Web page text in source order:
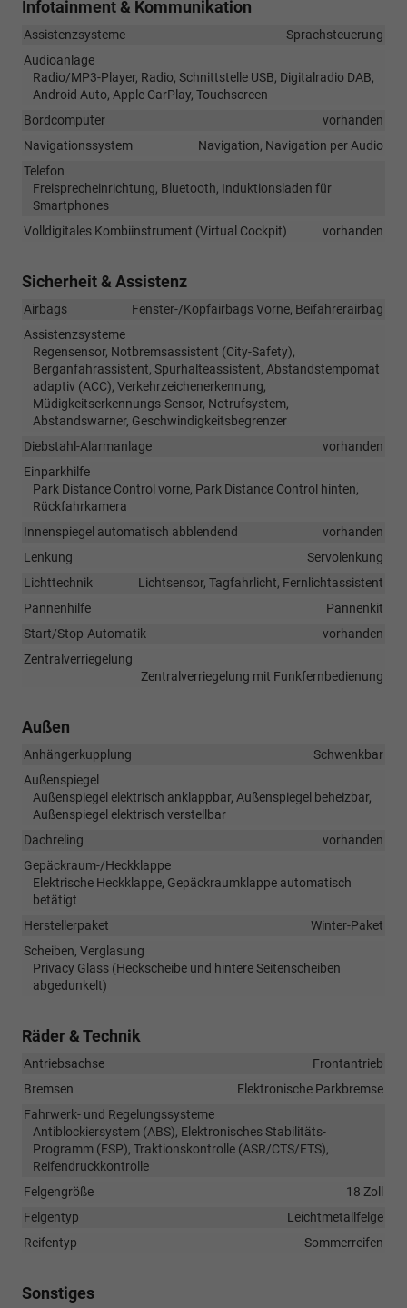
Infotainment & Kommunikation
Assistenzsysteme
Sprachsteuerung
Audioanlage
Radio/MP3-Player, Radio, Schnittstelle USB, Digitalradio DAB,
Android Auto, Apple CarPlay, Touchscreen
Bordcomputer
vorhanden
Navigationssystem
Navigation, Navigation per Audio
Telefon
Freisprecheinrichtung, Bluetooth, Induktionsladen für
Smartphones
Volldigitales Kombiinstrument (Virtual Cockpit)
vorhanden
Sicherheit & Assistenz
Airbags
Fenster-/Kopfairbags Vorne, Beifahrerairbag
Assistenzsysteme
Regensensor, Notbremsassistent (City-Safety),
Berganfahrassistent, Spurhalteassistent, Abstandstempomat
adaptiv (ACC), Verkehrzeichenerkennung,
Müdigkeitserkennungs-Sensor, Notrufsystem,
Abstandswarner, Geschwindigkeitsbegrenzer
Diebstahl-Alarmanlage
vorhanden
Einparkhilfe
Park Distance Control vorne, Park Distance Control hinten,
Rückfahrkamera
Innenspiegel automatisch abblendend
vorhanden
Lenkung
Servolenkung
Lichttechnik
Lichtsensor, Tagfahrlicht, Fernlichtassistent
Pannenhilfe
Pannenkit
Start/Stop-Automatik
vorhanden
Zentralverriegelung
Zentralverriegelung mit Funkfernbedienung
Außen
Anhängerkupplung
Schwenkbar
Außenspiegel
Außenspiegel elektrisch anklappbar, Außenspiegel beheizbar,
Außenspiegel elektrisch verstellbar
Dachreling
vorhanden
Gepäckraum-/Heckklappe
Elektrische Heckklappe, Gepäckraumklappe automatisch
betätigt
Herstellerpaket
Winter-Paket
Scheiben, Verglasung
Privacy Glass (Heckscheibe und hintere Seitenscheiben
abgedunkelt)
Räder & Technik
Antriebsachse
Frontantrieb
Bremsen
Elektronische Parkbremse
Fahrwerk- und Regelungssysteme
Antiblockiersystem (ABS), Elektronisches Stabilitäts-
Programm (ESP), Traktionskontrolle (ASR/CTS/ETS),
Reifendruckkontrolle
Felgengröße
18 Zoll
Felgentyp
Leichtmetallfelge
Reifentyp
Sommerreifen
Sonstiges